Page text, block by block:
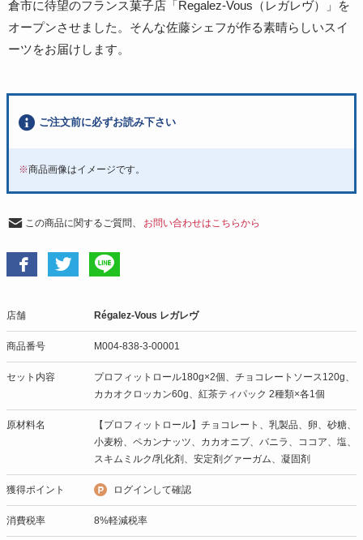
倉市に待望のフランス菓子店「Regalez-Vous（レガレヴ）」を
オープンさせました。そんな佐藤シェフが作る素晴らしいスイ
ーツをお届けします。
ご注文前に必ずお読み下さい
※商品画像はイメージです。
この商品に関するご質問、 お問い合わせはこちらから
店舗 Régalez-Vous レガレヴ
商品番号 M004-838-3-00001
セット内容
プロフィットロール180g×2個、チョコレートソース120g、
カカオクロッカン60g、紅茶ティパック 2種類×各1個
原材料名
【プロフィットロール】チョコレート、乳製品、卵、砂糖、
小麦粉、ペカンナッツ、カカオニブ、バニラ、ココア、塩、
スキムミルク/乳化剤、安定剤グァーガム、凝固剤
獲得ポイント ログインして確認
消費税率 8%軽減税率